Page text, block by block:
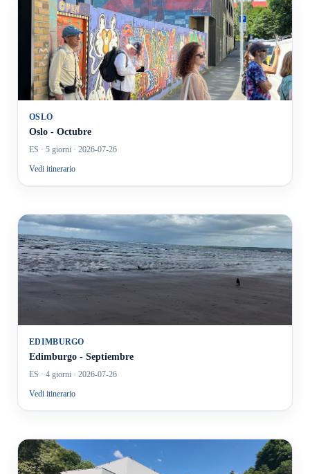
OSLO
Oslo - Octubre
ES · 5 giorni · 2026-07-26
Vedi itinerario
EDIMBURGO
Edimburgo - Septiembre
ES · 4 giorni · 2026-07-26
Vedi itinerario